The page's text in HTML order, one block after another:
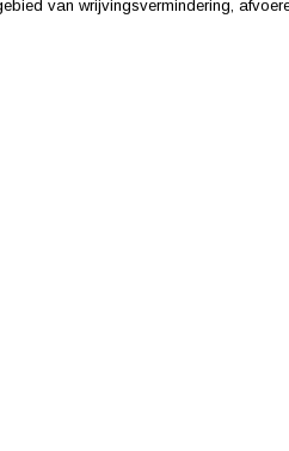
van wrijvingsvermindering,